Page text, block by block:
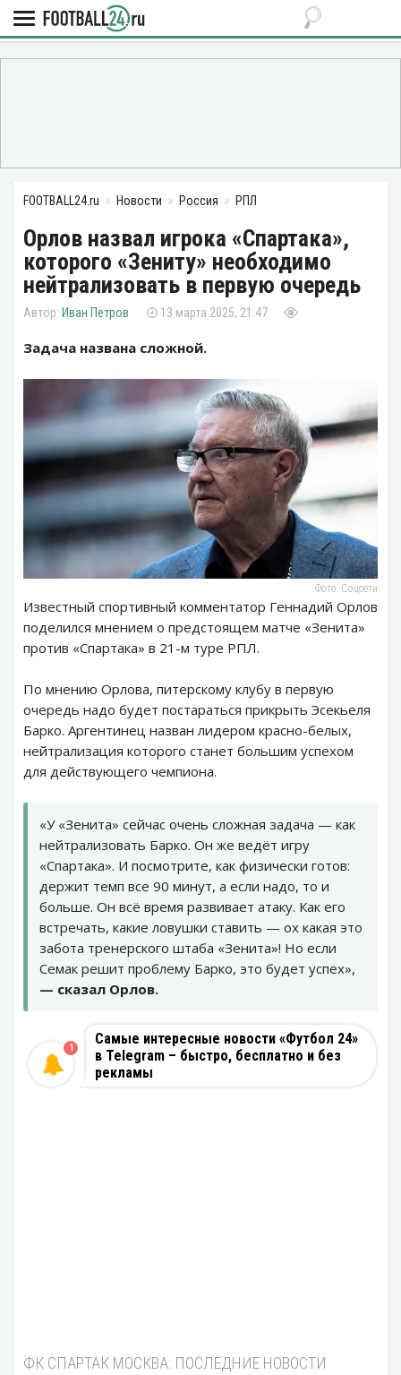
FOOTBALL24.ru Новости Россия РПЛ
Орлов назвал игрока «Спартака»,
которого «Зениту» необходимо
нейтрализовать в первую очередь
Иван Петров 13 марта 2025, 21:47
Задача названа сложной.
Фото: Соцсети
Известный спортивный комментатор Геннадий Орлов
поделился мнением о предстоящем матче «Зенита»
против «Спартака» в 21-м туре РПЛ.
По мнению Орлова, питерскому клубу в первую
очередь надо будет постараться прикрыть Эсекьеля
Барко. Аргентинец назван лидером красно-белых,
нейтрализация которого станет большим успехом
для действующего чемпиона.
«У «Зенита» сейчас очень сложная задача — как
нейтрализовать Барко. Он же ведёт игру
«Спартака». И посмотрите, как физически готов:
держит темп все 90 минут, а если надо, то и
больше. Он всё время развивает атаку. Как его
встречать, какие ловушки ставить — ох какая это
забота тренерского штаба «Зенита»! Но если
Семак решит проблему Барко, это будет успех»,
— сказал Орлов.
Самые интересные новости «Футбол 24»
в Telegram – быстро, бесплатно и без
рекламы
1
ФК СПАРТАК МОСКВА: ПОСЛЕДНИЕ НОВОСТИ